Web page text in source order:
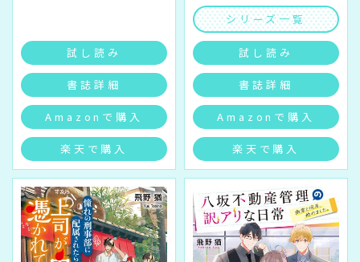
試し読み
書誌詳細
Amazonで購入
楽天で購入
シリーズ一覧
試し読み
書誌詳細
Amazonで購入
楽天で購入